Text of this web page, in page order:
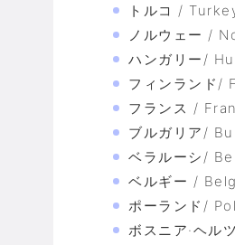
トルコ /
ノルウェー /
ハンガリー/
フィンランド/
フランス /
ブルガリア/
ベラルーシ/
ベルギー /
ポーランド/
ボスニア·ヘル